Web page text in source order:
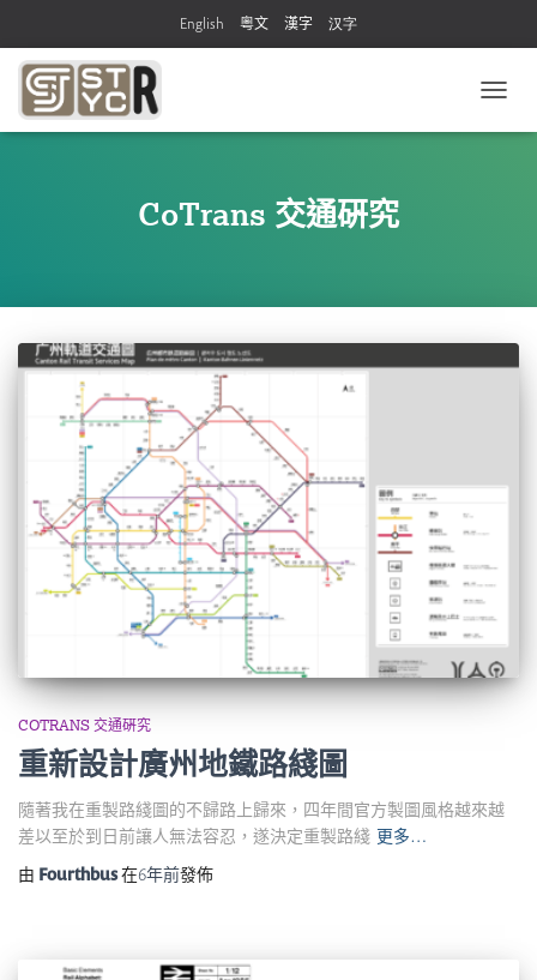
English 粵文 漢字 汉字
CoTrans 交通硏究
COTRANS 交通硏究
重新設計廣州地鐵路綫圖
隨著我在重製路綫圖的不歸路上歸來，四年間官方製圖風格越來越
差以至於到日前讓人無法容忍，遂決定重製路綫 更多…
由 Fourthbus在6年前發佈